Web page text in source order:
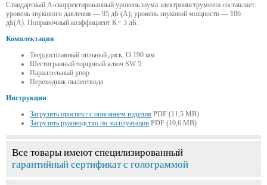
Стандартный A-скорректированный уровень шума электроинструмента составляет:
уровень звукового давления — 95 дБ (A); уровень звуковой мощности — 106
дБ(A). Поправочный коэффициент K= 3 дБ.
Комплектация:
Твердосплавный пильный диск, O 190 мм
Шестигранный торцовый ключ SW 5
Параллельный упор
Переходник пылеотвода
Инструкции:
Загрузить проспект с описанием изделия PDF (11,5 MB)
Загрузить руководство по эксплуатации PDF (10,6 MB)
Все товары имеют специлизированный
гарантийный сертификат с голограммой